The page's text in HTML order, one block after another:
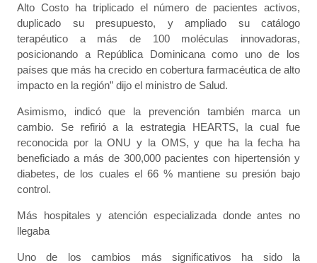
Alto Costo ha triplicado el número de pacientes activos,
duplicado su presupuesto, y ampliado su catálogo
terapéutico a más de 100 moléculas innovadoras,
posicionando a República Dominicana como uno de los
países que más ha crecido en cobertura farmacéutica de alto
impacto en la región” dijo el ministro de Salud.
Asimismo, indicó que la prevención también marca un
cambio. Se refirió a la estrategia HEARTS, la cual fue
reconocida por la ONU y la OMS, y que ha la fecha ha
beneficiado a más de 300,000 pacientes con hipertensión y
diabetes, de los cuales el 66 % mantiene su presión bajo
control.
Más hospitales y atención especializada donde antes no
llegaba
Uno de los cambios más significativos ha sido la